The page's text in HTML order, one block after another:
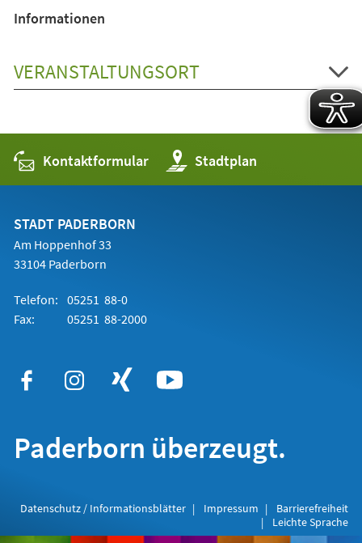
Informationen
VERANSTALTUNGSORT
Kontaktformular Stadtplan
(Öffnet
in
einem
STADT PADERBORN
Am Hoppenhof 33
33104 Paderborn
Telefon: 05251 88-0
Fax:
05251 88-2000
Paderborn überzeugt.
Datenschutz / Informationsblätter Impressum
Barrierefreiheit
Leichte Sprache